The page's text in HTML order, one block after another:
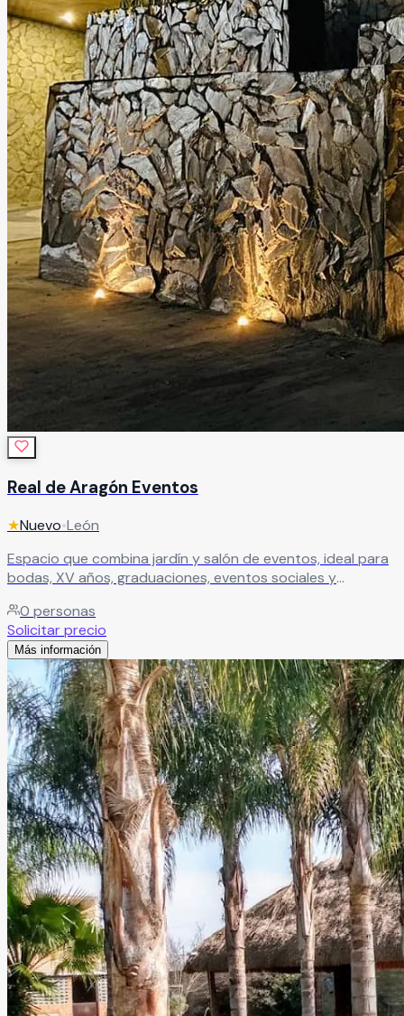
Real de Aragón Eventos
★Nuevo•León
Espacio que combina jardín y salón de eventos, ideal para
bodas, XV años, graduaciones, eventos sociales y
distintos formatos, en un entorno cómodo y adaptable.
Leer más
0 personas
Solicitar precio
Más información